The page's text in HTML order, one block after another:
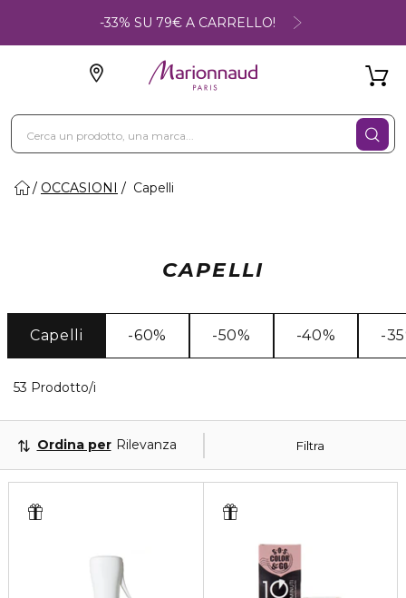
-33% SU 79€ A CARRELLO!
OCCASIONI Capelli
CAPELLI
Capelli -60% -50% -40% -
53 Prodotto/i
Filtra
Ordina per Rilevanza